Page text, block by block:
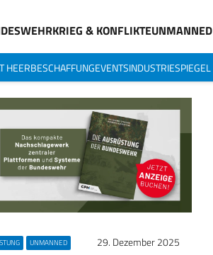
KRIEG & KONFLIKTEUNMANNED
HEERBESCHAFFUNGEVENTSINDUSTRIESPIEGEL
UNMANNED 29. Dezember 2025